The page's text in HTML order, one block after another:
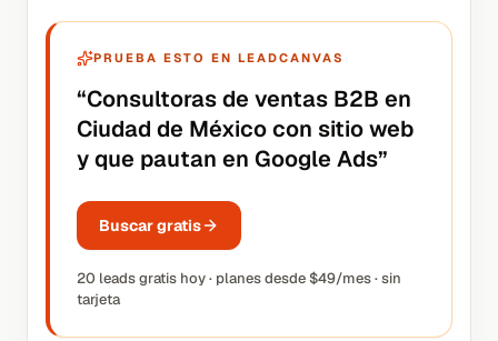
PRUEBA ESTO EN LEADCANVAS
“Consultoras de ventas B2B en
Ciudad de México con sitio web
y que pautan en Google Ads”
Buscar gratis
20 leads gratis hoy · planes desde $49/mes · sin
tarjeta